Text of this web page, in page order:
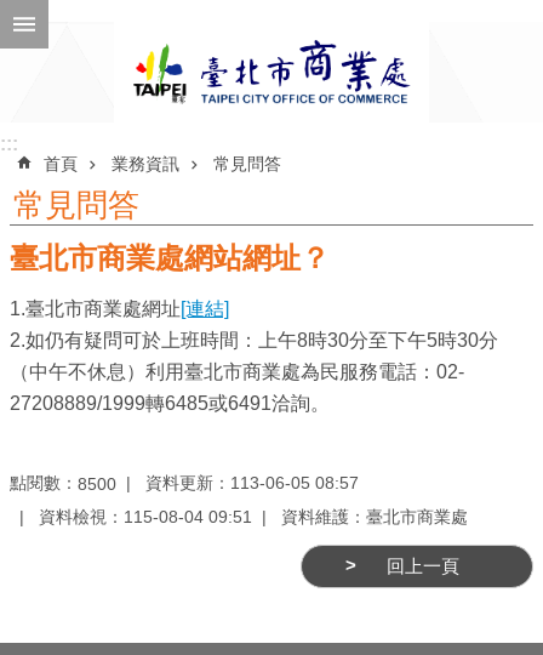
跳到主要內容區塊
公
訊
息
機
紹
訊
::::::
首頁 業務資訊 常見問答
常見問答
臺北市商業處網站網址？
1.臺北市商業處網址[連結]
2.如仍有疑問可於上班時間：上午8時30分至下午5時30分
（中午不休息）利用臺北市商業處為民服務電話：02-
27208889/1999轉6485或6491洽詢。
點閱數： 8500
資料更新：113-06-05 08:57
資料檢視：115-08-04 09:51
資料維護：臺北市商業處
回上一頁